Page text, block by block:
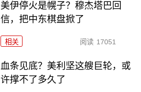
美伊停火是幌子？穆杰塔巴回
信，把中东棋盘掀了
相关 阅读 17051
血条见底？美利坚这艘巨轮，或
许撑不了多久了